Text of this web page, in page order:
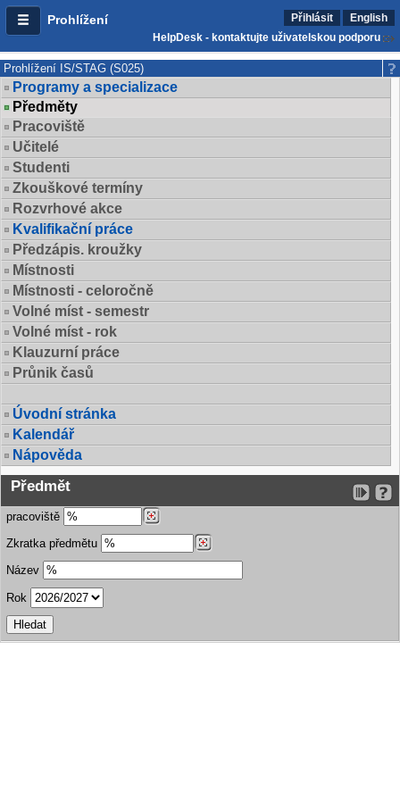
Prohlížení Přihlásit
English
HelpDesk - kontaktujte uživatelskou podporu
Prohlížení IS/STAG (S025)
Programy a specializace
Předměty
Pracoviště
Učitelé
Studenti
Zkouškové termíny
Rozvrhové akce
Kvalifikační práce
Předzápis. kroužky
Místnosti
Místnosti - celoročně
Volné míst - semestr
Volné míst - rok
Klauzurní práce
Průnik časů
Úvodní stránka
Kalendář
Nápověda
Předmět
pracoviště
Zkratka předmětu
Název
Rok